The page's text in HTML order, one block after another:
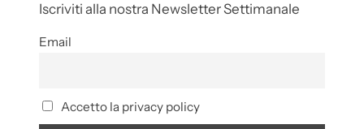
Iscriviti alla nostra Newsletter Settimanale
Email
Accetto la privacy policy